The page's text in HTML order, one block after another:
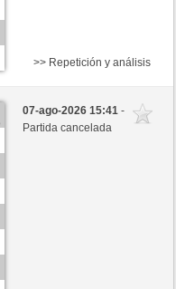
>> Repetición y análisis
07-ago-2026 15:41-
Partida cancelada